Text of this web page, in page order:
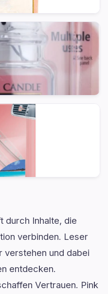
durch Inhalte, die
verbinden. Leser
verstehen und dabei
entdecken.
Vertrauen. Pink